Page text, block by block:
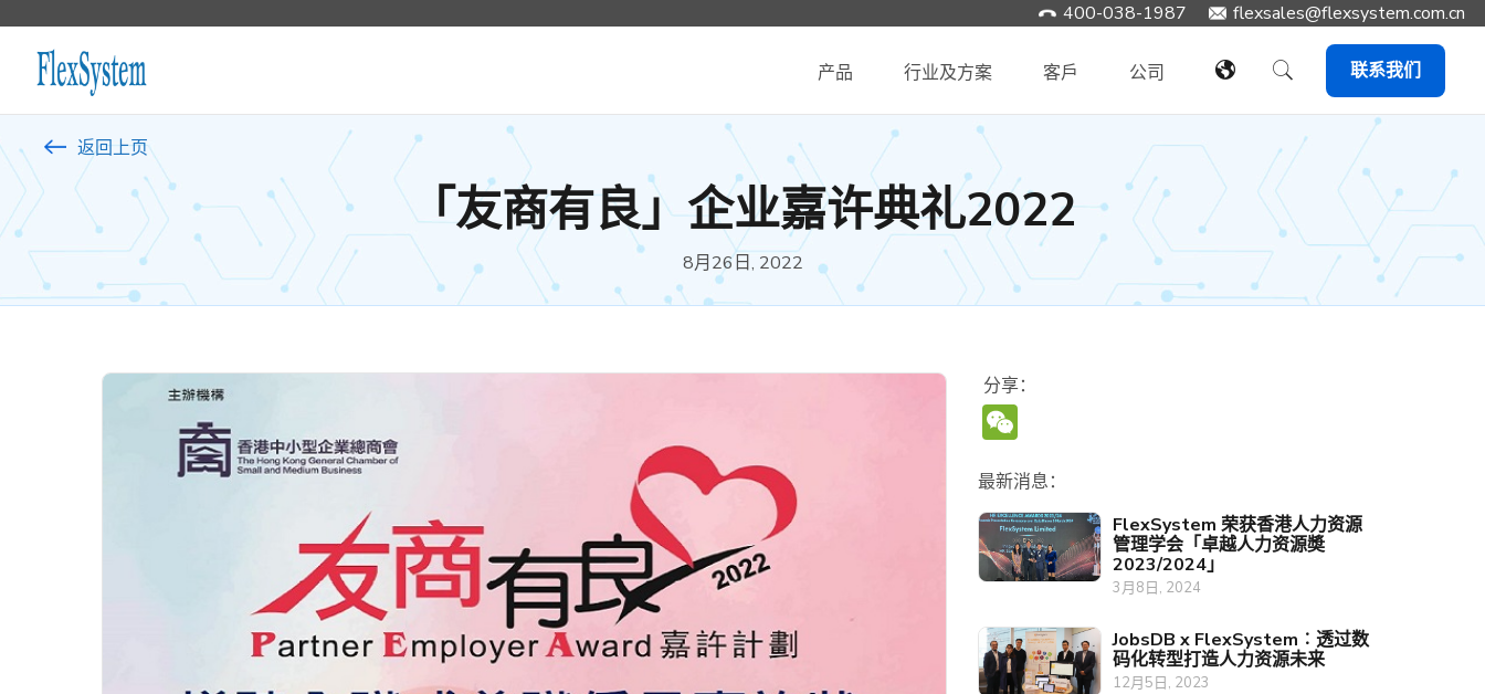
400-038-1987 ​flexsales@flexsystem.com.cn
产品 行业及方案 客戶 公司 联系我们
返回上页
「友商有良」企业嘉许典礼2022
8月26日, 2022
分享：
最新消息：
FlexSystem 荣获香港人力资源
管理学会「卓越人力资源奬
2023/2024」
3月8日, 2024
JobsDB x FlexSystem︰透过数
码化转型打造人力资源未来
12月5日, 2023